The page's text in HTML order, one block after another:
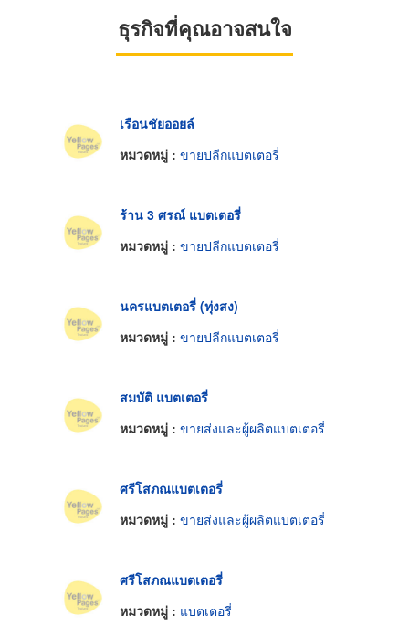
ธุรกิจที่คุณอาจสนใจ
เรือนชัยออยล์
หมวดหมู่ : ขายปลีกแบตเตอรี่
ร้าน 3 ศรณ์ แบตเตอรี่
หมวดหมู่ : ขายปลีกแบตเตอรี่
นครแบตเตอรี่ (ทุ่งสง)
หมวดหมู่ : ขายปลีกแบตเตอรี่
สมบัติ แบตเตอรี่
หมวดหมู่ : ขายส่งและผู้ผลิตแบตเตอรี่
ศรีโสภณแบตเตอรี่
หมวดหมู่ : ขายส่งและผู้ผลิตแบตเตอรี่
ศรีโสภณแบตเตอรี่
หมวดหมู่ : แบตเตอรี่